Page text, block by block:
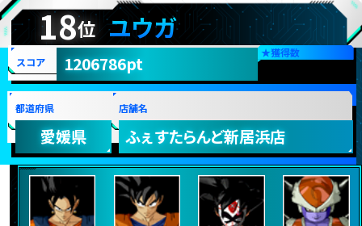
18位 ユウガ
★獲得数
スコア 1206786pt
都道府県
愛媛県
店舗名
ふぇすたらんど新居浜店